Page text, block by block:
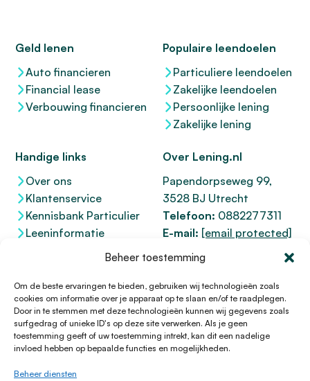
Beheer toestemming
Om de beste ervaringen te bieden, gebruiken wij technologieën zoals
cookies om informatie over je apparaat op te slaan en/of te raadplegen.
Door in te stemmen met deze technologieën kunnen wij gegevens zoals
surfgedrag of unieke ID's op deze site verwerken. Als je geen
toestemming geeft of uw toestemming intrekt, kan dit een nadelige
invloed hebben op bepaalde functies en mogelijkheden.
Beheer diensten
Geld lenen
Auto financieren
Financial lease
Verbouwing financieren
Populaire leendoelen
Particuliere leendoelen
Zakelijke leendoelen
Persoonlijke lening
Zakelijke lening
Handige links
Over ons
Klantenservice
Kennisbank Particulier
Leeninformatie
Over Lening.nl
Papendorpseweg 99,
3528 BJ Utrecht
Telefoon: 0882277311
E-mail: [email protected]
KvK 76100200
12047091
Kifid 300.017942
© 1996 - 2026 Lening.nl
Privacy Policy